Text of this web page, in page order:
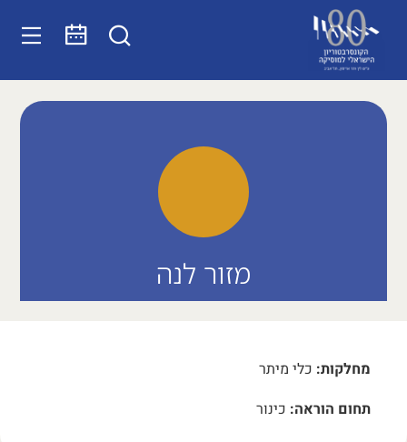
מזור לנה
מחלקות: כלי מיתר
תחום הוראה: כינור